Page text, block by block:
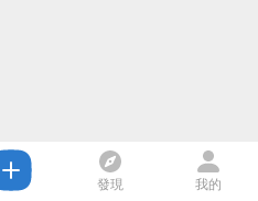
發現 我的